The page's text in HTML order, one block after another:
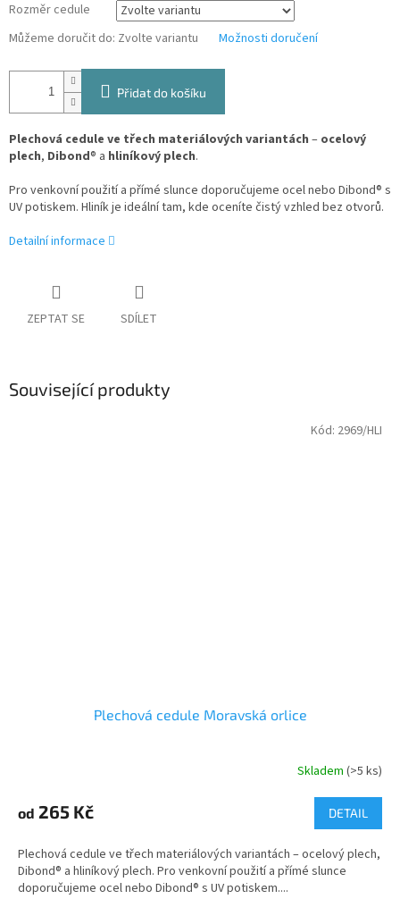
Rozměr cedule
Můžeme doručit do: Zvolte variantu Možnosti doručení
Přidat do košíku
Plechová cedule ve třech materiálových variantách – ocelový
plech, Dibond® a hliníkový plech.
Pro venkovní použití a přímé slunce doporučujeme ocel nebo Dibond® s
UV potiskem. Hliník je ideální tam, kde oceníte čistý vzhled bez otvorů.
Detailní informace
ZEPTAT SE SDÍLET
Související produkty
Plechová cedule Moravská orlice
Skladem (>5 ks)
od 265 Kč DETAIL
Plechová cedule ve třech materiálových variantách – ocelový plech,
Dibond® a hliníkový plech. Pro venkovní použití a přímé slunce
doporučujeme ocel nebo Dibond® s UV potiskem....
Kód: 2969/HLI